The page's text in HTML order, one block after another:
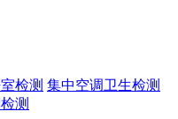
检测 集中空调卫生检测
测